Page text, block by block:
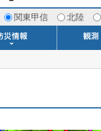
関東甲信 北陸